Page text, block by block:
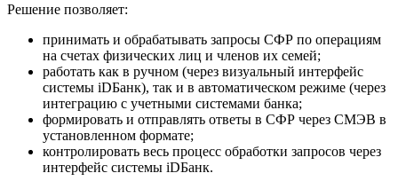
Решение позволяет:
принимать и обрабатывать запросы СФР по операциям
на счетах физических лиц и членов их семей;
работать как в ручном (через визуальный интерфейс
системы iDБанк), так и в автоматическом режиме (через
интеграцию с учетными системами банка;
формировать и отправлять ответы в СФР через СМЭВ в
установленном формате;
контролировать весь процесс обработки запросов через
интерфейс системы iDБанк.